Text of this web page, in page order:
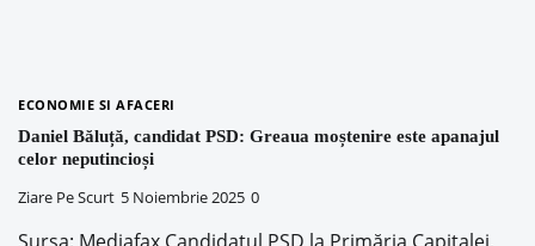
ECONOMIE SI AFACERI
Daniel Băluță, candidat PSD: Greaua moștenire este apanajul
celor neputincioși
Ziare Pe Scurt 5 Noiembrie 2025 0
Sursa: Mediafax Candidatul PSD la Primăria Capitalei,